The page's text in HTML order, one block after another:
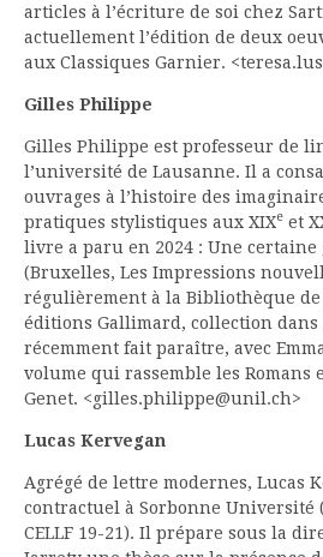
articles à l’écriture de soi chez
actuellement l’édition de deux
aux Classiques Garnier.
Gilles Philippe
Gilles Philippe est professeur de
l’université de Lausanne. Il a
ouvrages à l’histoire des
pratiques stylistiques aux XIXe et
livre a paru en 2024 : Une certaine
(Bruxelles, Les Impressions
régulièrement à la Bibliothèque de
éditions Gallimard, collection
récemment fait paraître, avec
volume qui rassemble les Romans
Genet. <gilles.philippe@unil.ch>
Lucas Kervegan
Agrégé de lettre modernes, Lucas
contractuel à Sorbonne Université
CELLF 19-21). Il prépare sous la